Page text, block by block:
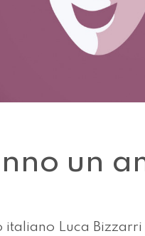
un
italiano Luca